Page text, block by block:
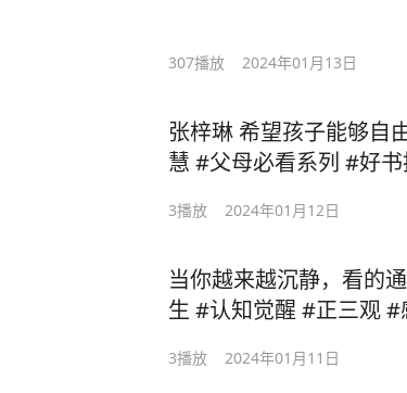
307播放 2024年01月13日
张梓琳 希望孩子能够自
慧 #父母必看系列 #好
3播放 2024年01月12日
当你越来越沉静，看的
生 #认知觉醒 #正三观
3播放 2024年01月11日